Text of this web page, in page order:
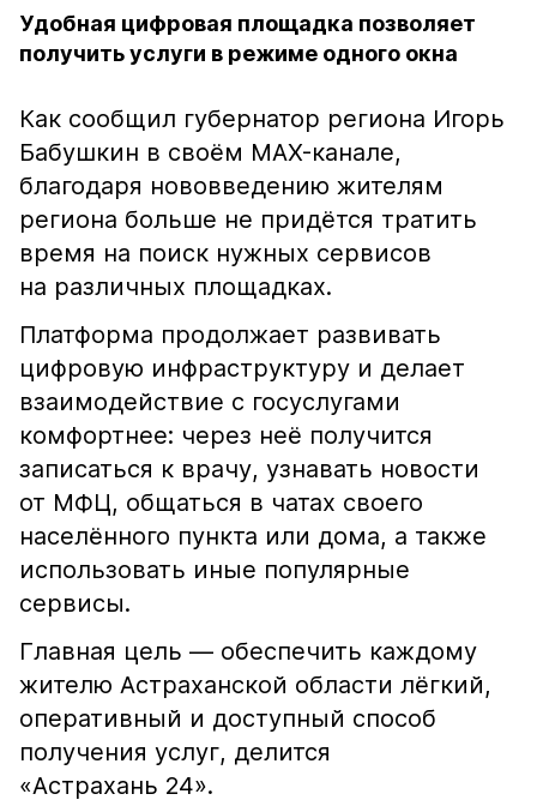
Удобная цифровая площадка позволяет
получить услуги в режиме одного окна
Как сообщил губернатор региона Игорь
Бабушкин в своём MAX-канале,
благодаря нововведению жителям
региона больше не придётся тратить
время на поиск нужных сервисов
на различных площадках.
Платформа продолжает развивать
цифровую инфраструктуру и делает
взаимодействие с госуслугами
комфортнее: через неё получится
записаться к врачу, узнавать новости
от МФЦ, общаться в чатах своего
населённого пункта или дома, а также
использовать иные популярные
сервисы.
Главная цель — обеспечить каждому
жителю Астраханской области лёгкий,
оперативный и доступный способ
получения услуг, делится
«Астрахань 24».